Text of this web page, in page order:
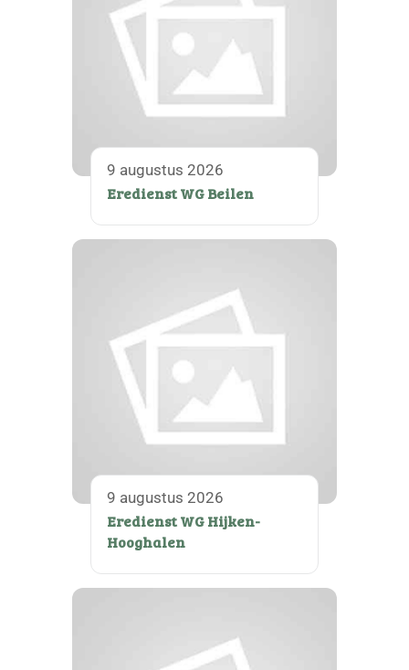
9 augustus 2026
Eredienst WG Beilen
9 augustus 2026
Eredienst WG Hijken-
Hooghalen